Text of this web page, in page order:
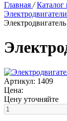
Главная /
Электродвигатели
Артикул: 1409
Цена:
Цену уточняйте